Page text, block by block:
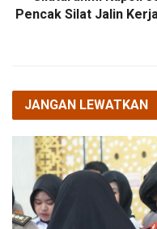
Pencak Silat Jalin
JANGAN LEWATKAN